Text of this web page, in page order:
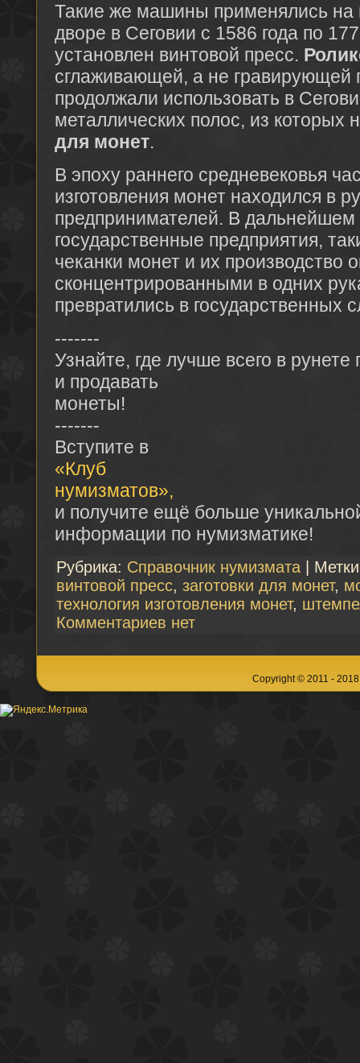
Такие же машины применялись на
дворе в Сеговии с 1586 года по
установлен винтовой пресс.
сглаживающей, а не гравирующей
продолжали использовать в
металлических полос, из которых
для монет.
В эпоху раннего средневековья
изготовления монет находился в
предпринимателей. В
государственные предприятия,
чеканки монет и их производство
сконцентрированными в одних
превратились в государственных
-------
Узнайте, где лучше всего в рунете
и продавать
монеты!
-------
Вступите в
«Клуб
нумизматов»,
и получите ещё больше
информации по нумизматике!
Рубрика: Справочник нумизмата |
винтовой пресс, заготовки для монет,
технология изготовления монет,
Комментариев нет
Copyright © 2011 -